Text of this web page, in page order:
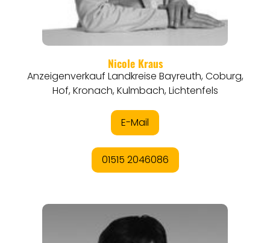
REGIONEN
ORTE
EVENTS
REISEMAGAZINE
THEMEN